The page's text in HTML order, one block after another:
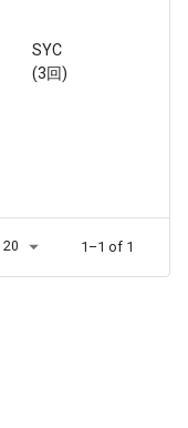
SYC
(3回)
20 1–1 of 1